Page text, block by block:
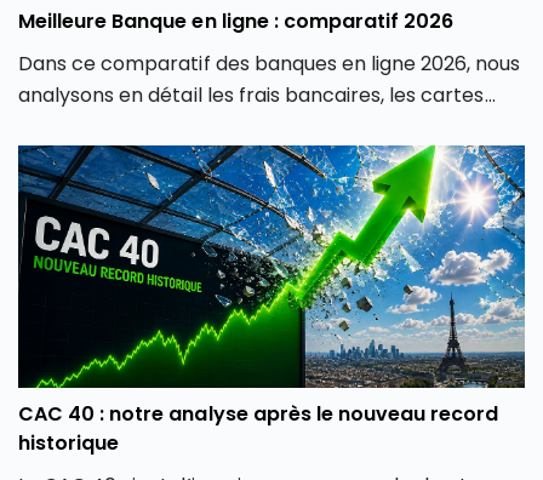
Meilleure Banque en ligne : comparatif 2026
Dans ce comparatif des banques en ligne 2026, nous
analysons en détail les frais bancaires, les cartes
d’investissement, les crédits et la qualité de service
afin de vous aider à identifier la banque en ligne la
plus adaptée à votre profil.
CAC 40 : notre analyse après le nouveau record
historique